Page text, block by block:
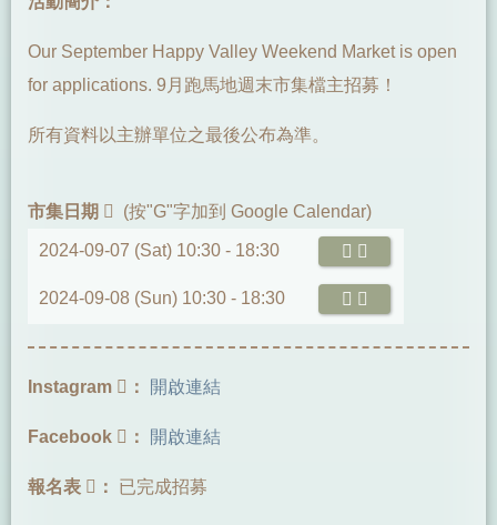
Our September Happy Valley Weekend Market is open
for applications. 9月跑馬地週末市集檔主招募！
所有資料以主辦單位之最後公布為準。
市集日期 (按"G"字加到 Google Calendar)
2024-09-07 (Sat) 10:30 - 18:30
2024-09-08 (Sun) 10:30 - 18:30
Instagram ： 開啟連結
Facebook ： 開啟連結
報名表 ： 已完成招募